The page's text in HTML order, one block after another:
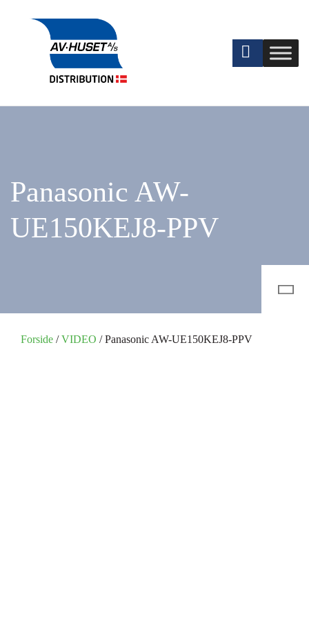
Panasonic AW-
UE150KEJ8-PPV
Forside /VIDEO / Panasonic AW-UE150KEJ8-PPV